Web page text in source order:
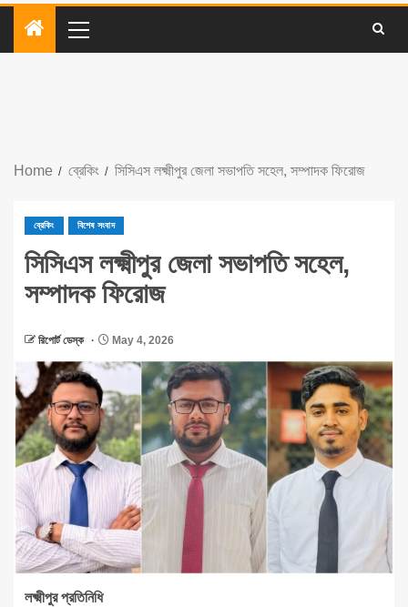
Home ব্রেকিং সিসিএস লক্ষ্মীপুর জেলা সভাপতি সহেল, সম্পাদক ফিরোজ
ব্রেকিং বিশেষ সংবাদ
সিসিএস লক্ষ্মীপুর জেলা সভাপতি সহেল,
সম্পাদক ফিরোজ
রিপোর্ট ডেস্ক May 4, 2026
লক্ষ্মীপুর প্রতিনিধি